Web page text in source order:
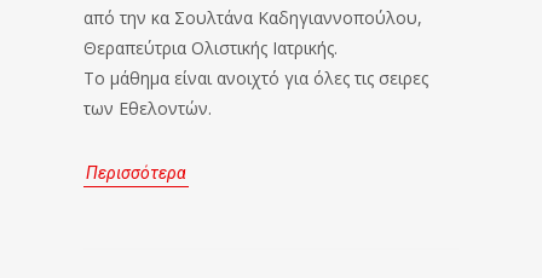
από την κα Σουλτάνα Καδηγιαννοπούλου,
Θεραπεύτρια Ολιστικής Ιατρικής.
Το μάθημα είναι ανοιχτό για όλες τις σειρες
των Εθελοντών.
Περισσότερα